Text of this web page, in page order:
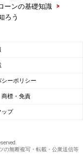
庭、世帯年収（所
子ども3人以上＊の
円）以内なら18年
就学の有無を問い
ーンの基礎知識
>
ろう
シーポリシー
商標・免責
ップ
の無断複写・転載・公衆送信等